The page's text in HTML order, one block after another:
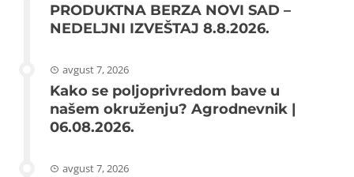
PRODUKTNA BERZA NOVI SAD –
NEDELJNI IZVEŠTAJ 8.8.2026.
avgust 7, 2026
Kako se poljoprivredom bave u
našem okruženju? Agrodnevnik |
06.08.2026.
avgust 7, 2026